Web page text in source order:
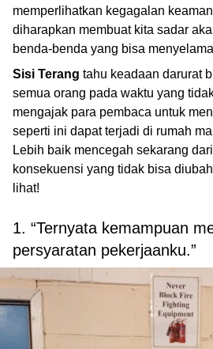
memperlihatkan kegagalan
diharapkan membuat kita sadar
benda-benda yang bisa
Sisi Terang tahu keadaan darurat
semua orang pada waktu yang
mengajak para pembaca untuk
seperti ini dapat terjadi di rumah
Lebih baik mencegah sekarang
konsekuensi yang tidak bisa
lihat!
1. “Ternyata kemampuan
persyaratan pekerjaanku.”